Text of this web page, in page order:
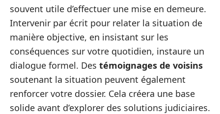
souvent utile d’effectuer une mise en demeure.
Intervenir par écrit pour relater la situation de
manière objective, en insistant sur les
conséquences sur votre quotidien, instaure un
dialogue formel. Des témoignages de voisins
soutenant la situation peuvent également
renforcer votre dossier. Cela créera une base
solide avant d’explorer des solutions judiciaires.